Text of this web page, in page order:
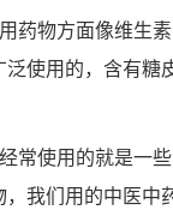
物方面像维生
使用的，含有糖
常使用的就是一
我们用的中医中